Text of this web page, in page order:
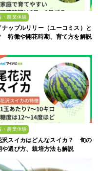
・農業体験
ナップルリリー（ユーコミス）と
特徴や開花時期、育て方を解説
・農業体験
沢スイカはどんなスイカ？ 旬の
や選び方、栽培方法も解説